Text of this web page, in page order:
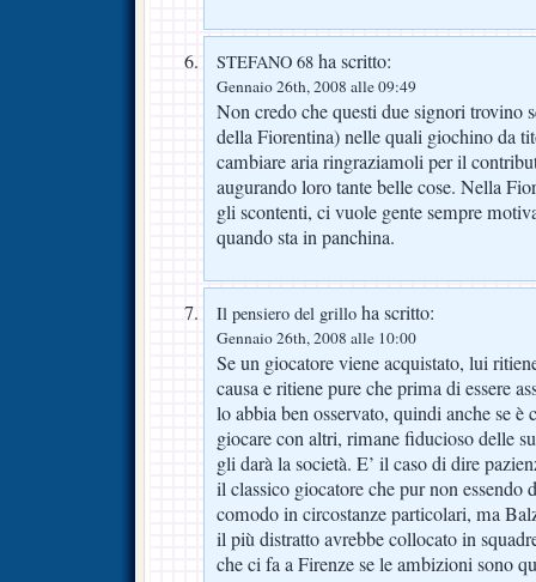
STEFANO 68 ha scritto:
Gennaio 26th, 2008 alle 09:49
Non credo che questi due signori trovino
della Fiorentina) nelle quali giochino da
cambiare aria ringraziamoli per il
augurando loro tante belle cose. Nella
gli scontenti, ci vuole gente sempre
quando sta in panchina.
Il pensiero del grillo ha scritto:
Gennaio 26th, 2008 alle 10:00
Se un giocatore viene acquistato, lui
causa e ritiene pure che prima di essere
lo abbia ben osservato, quindi anche se è
giocare con altri, rimane fiducioso delle
gli darà la società. E’ il caso di dire
il classico giocatore che pur non essendo
comodo in circostanze particolari, ma
il più distratto avrebbe collocato in
che ci fa a Firenze se le ambizioni sono